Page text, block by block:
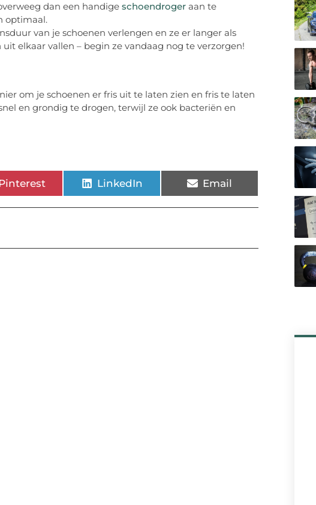
dan een handige schoendrogeraan te
optimaal.
van je schoenen verlengen en ze er langer als
elkaar vallen – begin ze vandaag nog te verzorgen!
om je schoenen er fris uit te laten zien en fris te laten
en grondig te drogen, terwijl ze ook bacteriën en
LinkedIn Email